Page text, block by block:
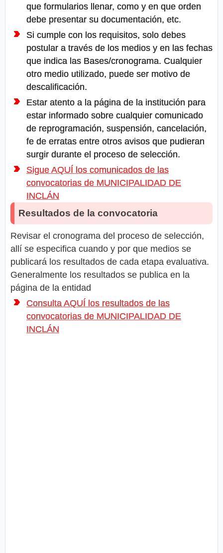
que formularios llenar, como y en que orden
debe presentar su documentación, etc.
Si cumple con los requisitos, solo debes
postular a través de los medios y en las fechas
que indica las Bases/cronograma. Cualquier
otro medio utilizado, puede ser motivo de
descalificación.
Estar atento a la página de la institución para
estar informado sobre cualquier comunicado
de reprogramación, suspensión, cancelación,
fe de erratas entre otros avisos que pudieran
surgir durante el proceso de selección.
Sigue AQUÍ los comunicados de las
convocatorias de MUNICIPALIDAD DE
INCLÁN
Resultados de la convocatoria
Revisar el cronograma del proceso de selección,
allí se especifica cuando y por que medios se
publicará los resultados de cada etapa evaluativa.
Generalmente los resultados se publica en la
página de la entidad
Consulta AQUÍ los resultados de las
convocatorias de MUNICIPALIDAD DE
INCLÁN